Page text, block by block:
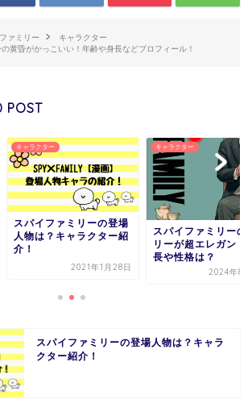
ァミリー
キャラクター
黄昏がかっこいい！年齢や身長などプロフィール！
POST
キャラクター
スパイファミリーの登場
人物は？キャラクター紹
介！
2021年1月28日
キャラクター
スパイファミリーの
リーが超エレガント
長や性格は？
2024年8
スパイファミリーの登場人物は？キャラ
クター紹介！